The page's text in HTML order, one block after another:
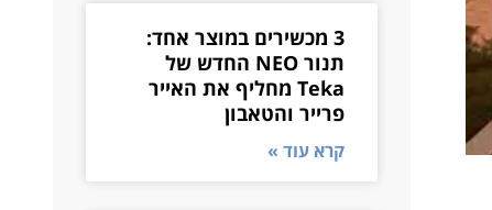
3 מכשירים במוצר אחד:
תנור NEO החדש של
Teka מחליף את האייר
פרייר והטאבון
קרא עוד »